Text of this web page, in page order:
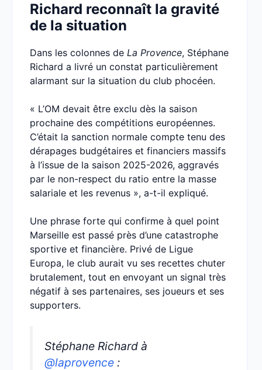
Richard reconnaît la gravité
de la situation
Dans les colonnes de La Provence, Stéphane
Richard a livré un constat particulièrement
alarmant sur la situation du club phocéen.
« L’OM devait être exclu dès la saison
prochaine des compétitions européennes.
C’était la sanction normale compte tenu des
dérapages budgétaires et financiers massifs
à l’issue de la saison 2025-2026, aggravés
par le non-respect du ratio entre la masse
salariale et les revenus », a-t-il expliqué.
Une phrase forte qui confirme à quel point
Marseille est passé près d’une catastrophe
sportive et financière. Privé de Ligue
Europa, le club aurait vu ses recettes chuter
brutalement, tout en envoyant un signal très
négatif à ses partenaires, ses joueurs et ses
supporters.
Stéphane Richard à
@laprovence :